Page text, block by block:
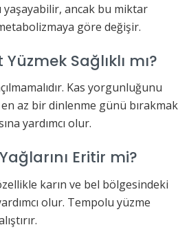
yaşayabilir, ancak bu miktar
göre değişir.
Sağlıklı mı?
Kas yorgunluğunu
az bir dinlenme günü bırakmak
yardımcı olur.
Eritir mi?
karın ve bel bölgesindeki
olur. Tempolu yüzme